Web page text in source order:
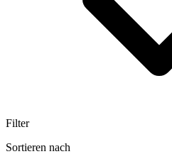
Filter
Sortieren nach